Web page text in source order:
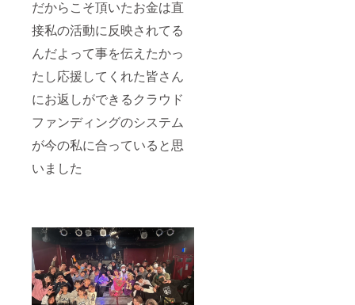
だからこそ頂いたお金は直
接私の活動に反映されてる
んだよって事を伝えたかっ
たし応援してくれた皆さん
にお返しができるクラウド
ファンディングのシステム
が今の私に合っていると思
いました